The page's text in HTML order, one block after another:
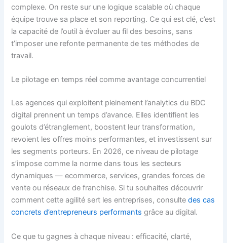
complexe. On reste sur une logique scalable où chaque
équipe trouve sa place et son reporting. Ce qui est clé, c’est
la capacité de l’outil à évoluer au fil des besoins, sans
t’imposer une refonte permanente de tes méthodes de
travail.
Le pilotage en temps réel comme avantage concurrentiel
Les agences qui exploitent pleinement l’analytics du BDC
digital prennent un temps d’avance. Elles identifient les
goulots d’étranglement, boostent leur transformation,
revoient les offres moins performantes, et investissent sur
les segments porteurs. En 2026, ce niveau de pilotage
s’impose comme la norme dans tous les secteurs
dynamiques — ecommerce, services, grandes forces de
vente ou réseaux de franchise. Si tu souhaites découvrir
comment cette agilité sert les entreprises, consultedes cas
concrets d’entrepreneurs performants grâce au digital.
Ce que tu gagnes à chaque niveau : efficacité, clarté,